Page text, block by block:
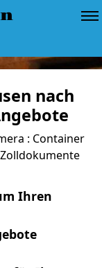
nach
: Container
Ihren